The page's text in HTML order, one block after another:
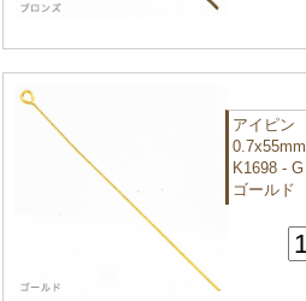
アイピン
0.7x55mm
K1698 - G
ゴールド